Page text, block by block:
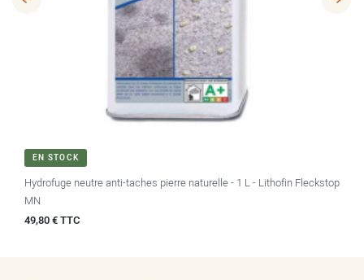
EN STOCK
Hydrofuge neutre anti-taches pierre naturelle - 1 L - Lithofin Fleckstop
MN
Prix
49,80 € TTC